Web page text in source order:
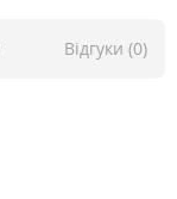
Відгуки (0)